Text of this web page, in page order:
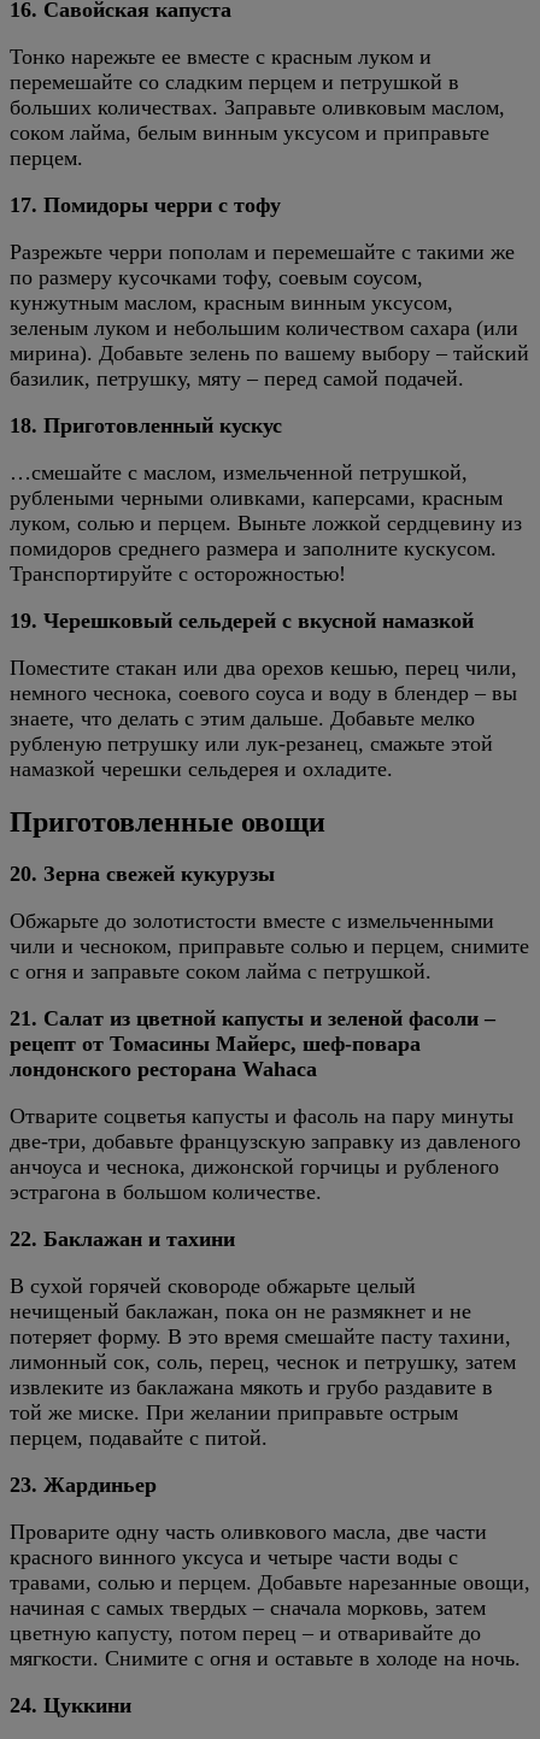
16. Савойская капуста
Тонко нарежьте ее вместе с красным луком и
перемешайте со сладким перцем и петрушкой в
больших количествах. Заправьте оливковым маслом,
соком лайма, белым винным уксусом и приправьте
перцем.
17. Помидоры черри с тофу
Разрежьте черри пополам и перемешайте с такими же
по размеру кусочками тофу, соевым соусом,
кунжутным маслом, красным винным уксусом,
зеленым луком и небольшим количеством сахара (или
мирина). Добавьте зелень по вашему выбору – тайский
базилик, петрушку, мяту – перед самой подачей.
18. Приготовленный кускус
…смешайте с маслом, измельченной петрушкой,
рублеными черными оливками, каперсами, красным
луком, солью и перцем. Выньте ложкой сердцевину из
помидоров среднего размера и заполните кускусом.
Транспортируйте с осторожностью!
19. Черешковый сельдерей с вкусной намазкой
Поместите стакан или два орехов кешью, перец чили,
немного чеснока, соевого соуса и воду в блендер – вы
знаете, что делать с этим дальше. Добавьте мелко
рубленую петрушку или лук-резанец, смажьте этой
намазкой черешки сельдерея и охладите.
Приготовленные овощи
20. Зерна свежей кукурузы
Обжарьте до золотистости вместе с измельченными
чили и чесноком, приправьте солью и перцем, снимите
с огня и заправьте соком лайма с петрушкой.
21. Салат из цветной капусты и зеленой фасоли –
рецепт от Томасины Майерс, шеф-повара
лондонского ресторана Wahaca
Отварите соцветья капусты и фасоль на пару минуты
две-три, добавьте французскую заправку из давленого
анчоуса и чеснока, дижонской горчицы и рубленого
эстрагона в большом количестве.
22. Баклажан и тахини
В сухой горячей сковороде обжарьте целый
нечищеный баклажан, пока он не размякнет и не
потеряет форму. В это время смешайте пасту тахини,
лимонный сок, соль, перец, чеснок и петрушку, затем
извлеките из баклажана мякоть и грубо раздавите в
той же миске. При желании приправьте острым
перцем, подавайте с питой.
23. Жардиньер
Проварите одну часть оливкового масла, две части
красного винного уксуса и четыре части воды с
травами, солью и перцем. Добавьте нарезанные овощи,
начиная с самых твердых – сначала морковь, затем
цветную капусту, потом перец – и отваривайте до
мягкости. Снимите с огня и оставьте в холоде на ночь.
24. Цуккини